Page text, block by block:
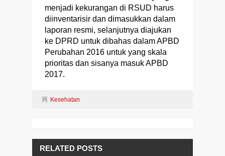
menjadi kekurangan di RSUD harus
diinventarisir dan dimasukkan dalam
laporan resmi, selanjutnya diajukan
ke DPRD untuk dibahas dalam APBD
Perubahan 2016 untuk yang skala
prioritas dan sisanya masuk APBD
2017.
Kesehatan
RELATED POSTS